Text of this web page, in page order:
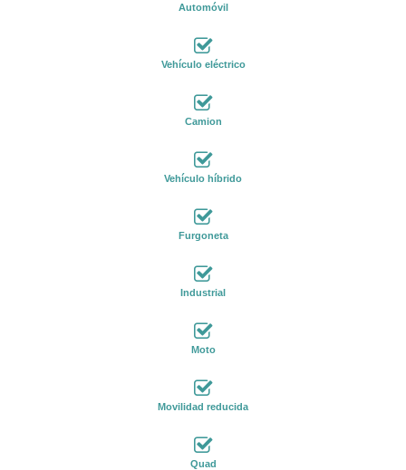
Automóvil
Vehículo eléctrico
Camion
Vehículo híbrido
Furgoneta
Industrial
Moto
Movilidad reducida
Quad